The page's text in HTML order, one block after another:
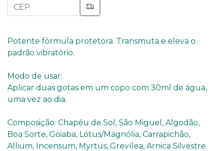
Potente fórmula protetora. Transmuta e eleva o
padrão vibratório.
Modo de usar:
Aplicar duas gotas em um copo com 30ml de água,
uma vez ao dia.
Composição: Chapéu de Sol, São Miguel, Algodão,
Boa Sorte, Goiaba, Lótus/Magnólia, Carrapichão,
Allium, Incensum, Myrtus, Grevílea, Arnica Silvestre.